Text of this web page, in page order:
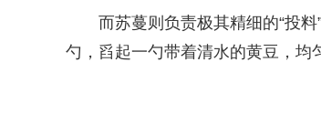
而苏蔓则负责极其精细的“投
勺，舀起一勺带着清水的黄豆，均